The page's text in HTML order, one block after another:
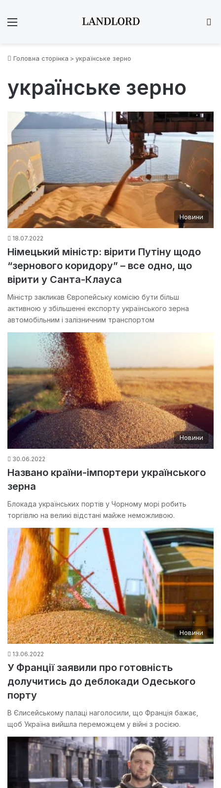
Головна сторінка > українське зерно
українське зерно
Новини
18.07.2022
Німецький міністр: вірити Путіну щодо
“зернового коридору” – все одно, що
вірити у Санта-Клауса
Міністр закликав Європейську комісію бути більш
активною у збільшенні експорту українського зерна
автомобільним і залізничним транспортом
Новини
30.06.2022
Названо країни-імпортери українського
зерна
Блокада українських портів у Чорному морі робить
торгівлю на великі відстані майже неможливою.
Новини
13.06.2022
У Франції заявили про готовність
долучитись до деблокади Одеського
порту
В Єлисейському палаці наголосили, що Франція бажає,
щоб Україна вийшла переможцем у війні з росією.